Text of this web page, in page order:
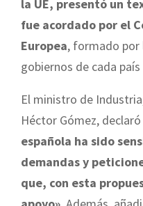
la UE, presentó un
fue acordado por el
Europea, formado por
gobiernos de cada país
El ministro de
Héctor Gómez,
española ha sido
demandas y
que, con esta